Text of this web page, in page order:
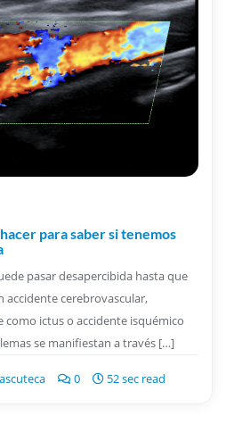
para saber si tenemos
pasar desapercibida hasta que
accidente cerebrovascular,
ictus o accidente isquémico
se manifiestan a través […]
0 52 sec read